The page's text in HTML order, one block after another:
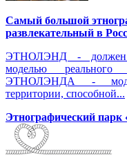
Самый большой
развлекательный в
ЭТНОЛЭНД - должен
моделью
ЭТНОЛЭНДА -
территории, способной...
Этнографический